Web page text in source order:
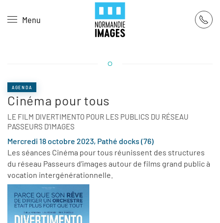
Skip to main content
Menu
AGENDA
Cinéma pour tous
LE FILM DIVERTIMENTO POUR LES PUBLICS DU RÉSEAU
PASSEURS D’IMAGES
Mercredi 18 octobre 2023, Pathé docks (76)
Les séances Cinéma pour tous réunissent des structures
du réseau Passeurs d’images autour de films grand public à
vocation intergénérationnelle.
Panneau de gestion des cookies